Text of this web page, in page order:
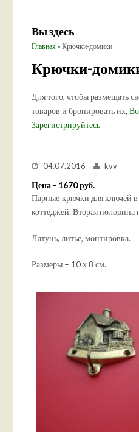
Вы здесь
Главная » Крючки-домики
Крючки-
Для того, чтобы размещать
товаров и бронировать их,
Зарегистрируйтесь
04.07.2016 kvv
Цена - 1670 руб.
Парные крючки для ключей
коттеджей. Вторая половина
Латунь, литье, монтировка.
Размеры – 10 х 8 см.